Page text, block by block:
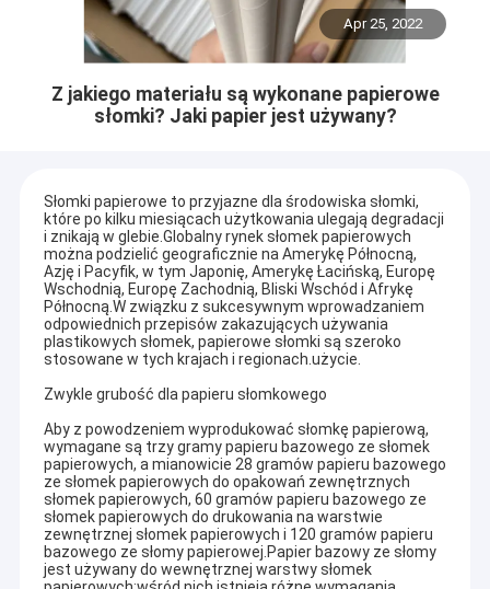
Apr 25, 2022
Z jakiego materiału są wykonane papierowe
słomki? Jaki papier jest używany?
Słomki papierowe to przyjazne dla środowiska słomki,
które po kilku miesiącach użytkowania ulegają degradacji
i znikają w glebie.Globalny rynek słomek papierowych
można podzielić geograficznie na Amerykę Północną,
Azję i Pacyfik, w tym Japonię, Amerykę Łacińską, Europę
Wschodnią, Europę Zachodnią, Bliski Wschód i Afrykę
Północną.W związku z sukcesywnym wprowadzaniem
odpowiednich przepisów zakazujących używania
plastikowych słomek, papierowe słomki są szeroko
stosowane w tych krajach i regionach.użycie.
Zwykle grubość dla papieru słomkowego
Aby z powodzeniem wyprodukować słomkę papierową,
wymagane są trzy gramy papieru bazowego ze słomek
papierowych, a mianowicie 28 gramów papieru bazowego
ze słomek papierowych do opakowań zewnętrznych
słomek papierowych, 60 gramów papieru bazowego ze
słomek papierowych do drukowania na warstwie
zewnętrznej słomek papierowych i 120 gramów papieru
bazowego ze słomy papierowej.Papier bazowy ze słomy
jest używany do wewnętrznej warstwy słomek